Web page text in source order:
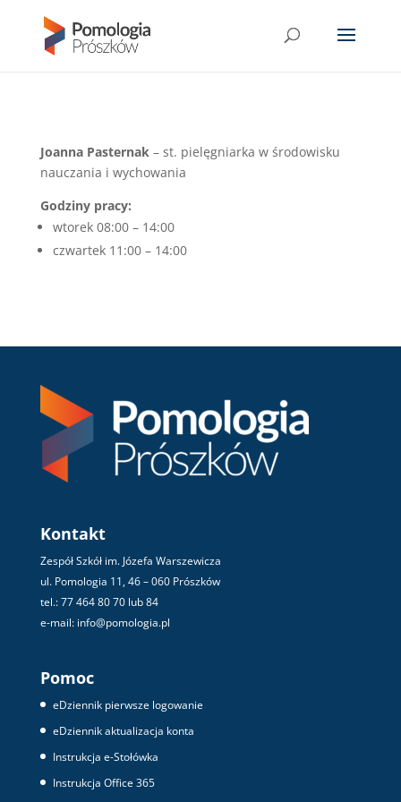
Joanna Pasternak– st. pielęgniarka w środowisku
nauczania i wychowania
Godziny pracy:
wtorek 08:00 – 14:00
czwartek 11:00 – 14:00
Kontakt
Zespół Szkół im. Józefa Warszewicza
ul. Pomologia 11, 46 – 060 Prószków
tel.: 77 464 80 70 lub 84
e-mail: info@pomologia.pl
Pomoc
eDziennik pierwsze logowanie
eDziennik aktualizacja konta
Instrukcja e-Stołówka
Instrukcja Office 365